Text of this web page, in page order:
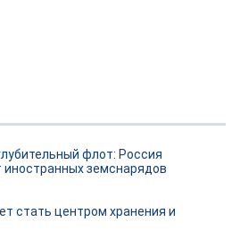
флот: Россия
иностранных земснарядов
стать центром хранения и